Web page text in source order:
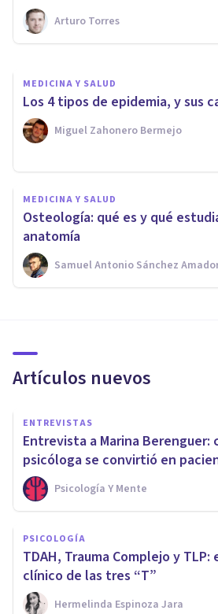
Arturo Torres
Arturo Torres
MEDICINA Y SALUD
Los 4 tipos de epidemia, y sus
Miguel Zahonero Bermejo
MEDICINA Y SALUD
Osteología: qué es y qué
anatomía
Samuel Antonio Sánchez
Artículos nuevos
ENTREVISTAS
Entrevista a Marina Berenguer:
psicóloga se convirtió en
Psicología Y Mente
PSICOLOGÍA
TDAH, Trauma Complejo y
clínico de las tres “T”
Hermelinda Espinoza Jara